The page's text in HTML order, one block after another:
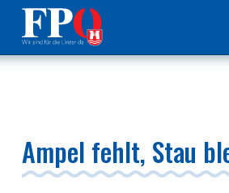
Ampel fehlt, Stau